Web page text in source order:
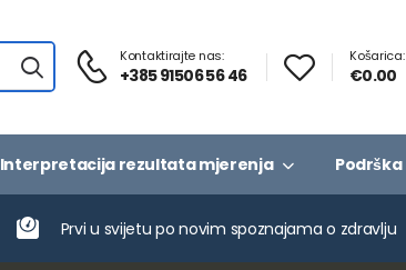
Kontaktirajte nas:
+385 91506 56 46
Košarica:
€0.00
Interpretacija rezultata mjerenja Podrška
Prvi u svijetu po novim spoznajama o zdravlju